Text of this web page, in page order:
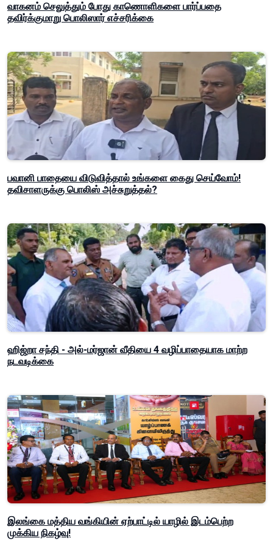
வாகனம் செலுத்தும் போது காணொளிகளை பார்ப்பதை
தவிர்க்குமாறு பொலிஸார் எச்சரிக்கை
பவானி பாதையை விடுவித்தால் உங்களை கைது செய்வோம்!
தவிசாளருக்கு பொலிஸ் அச்சுறுத்தல்?
ஹிஜ்றா சந்தி - அல்-மர்ஜான் வீதியை 4 வழிப்பாதையாக மாற்ற
நடவடிக்கை
இலங்கை மத்திய வங்கியின் ஏற்பாட்டில் யாழில் இடம்பெற்ற
முக்கிய நிகழ்வு!